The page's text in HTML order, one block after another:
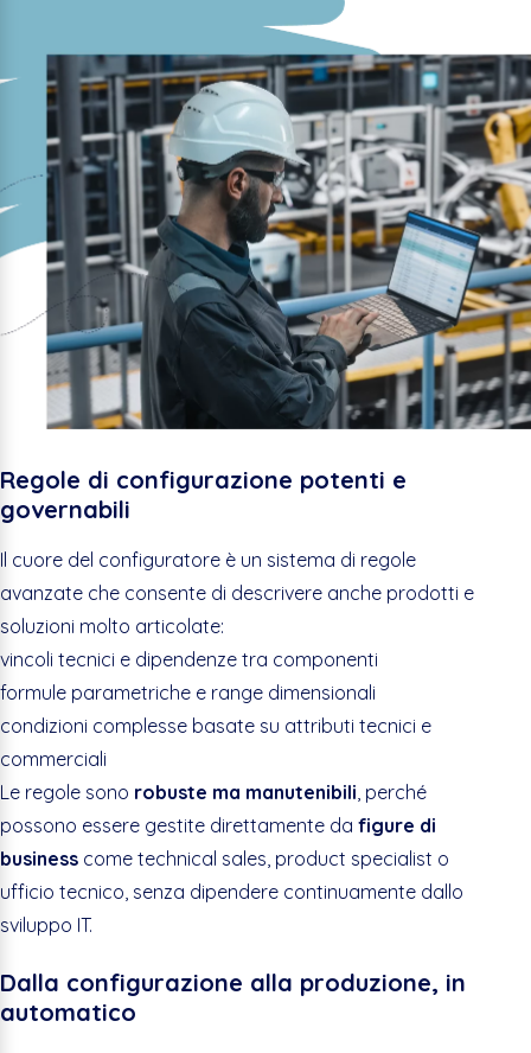
Regole di configurazione potenti e
governabili
Il cuore del configuratore è un sistema di regole
avanzate che consente di descrivere anche prodotti e
soluzioni molto articolate:
vincoli tecnici e dipendenze tra componenti
formule parametriche e range dimensionali
condizioni complesse basate su attributi tecnici e
commerciali
Le regole sono robuste ma manutenibili, perché
possono essere gestite direttamente da figure di
business come technical sales, product specialist o
ufficio tecnico, senza dipendere continuamente dallo
sviluppo IT.
Dalla configurazione alla produzione, in
automatico